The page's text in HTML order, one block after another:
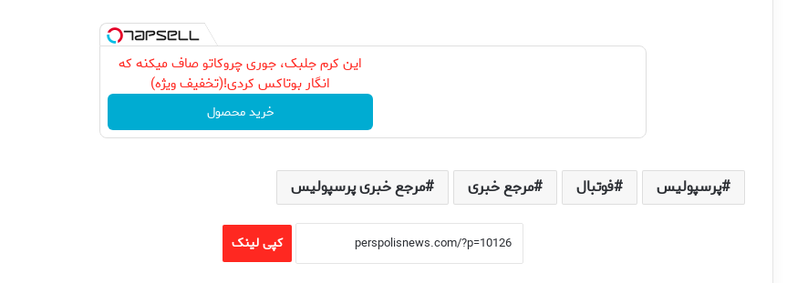
این کرم جلبک، جوری چروکاتو صاف میکنه که
انگار بوتاکس کردی!(تخفیف ویژه)
خرید محصول
پرسپولیس فوتبال مرجع خبری مرجع خبری پرسپولیس
کپی لینک